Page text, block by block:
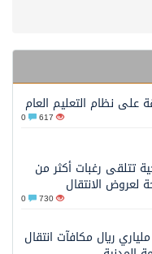
نظام التعليم العام
617
تتلقى رغبات أكثر من
730
ريال مكافآت انتقال